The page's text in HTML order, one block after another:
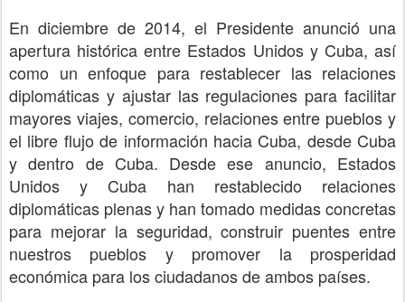
En diciembre de 2014, el Presidente anunció una
apertura histórica entre Estados Unidos y Cuba, así
como un enfoque para restablecer las relaciones
diplomáticas y ajustar las regulaciones para facilitar
mayores viajes, comercio, relaciones entre pueblos y
el libre flujo de información hacia Cuba, desde Cuba
y dentro de Cuba. Desde ese anuncio, Estados
Unidos y Cuba han restablecido relaciones
diplomáticas plenas y han tomado medidas concretas
para mejorar la seguridad, construir puentes entre
nuestros pueblos y promover la prosperidad
económica para los ciudadanos de ambos países.